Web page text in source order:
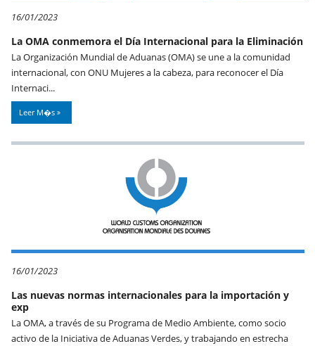
16/01/2023
La OMA conmemora el Día Internacional para la Eliminación
La Organización Mundial de Aduanas (OMA) se une a la comunidad
internacional, con ONU Mujeres a la cabeza, para reconocer el Día
Internaci...
Leer M�s
16/01/2023
Las nuevas normas internacionales para la importación y
exp
La OMA, a través de su Programa de Medio Ambiente, como socio
activo de la Iniciativa de Aduanas Verdes, y trabajando en estrecha